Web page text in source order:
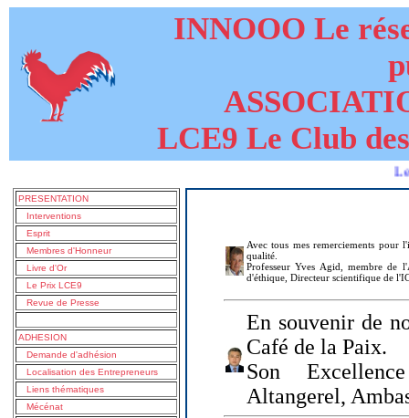
INNOOO Le
LCE9 Le Club
Le livre de
PRESENTATION
Interventions
Esprit
Membres d'Honneur
Livre d'Or
Le Prix LCE9
Revue de Presse
ADHESION
Demande d'adhésion
Localisation des Entrepreneurs
Liens thématiques
Mécénat
Avec tous mes remerciements pour
qualité.
Professeur Yves Agid, membre de
d'éthique, Directeur scientifique de
En souvenir de
Café de la Paix.
Son
Altangerel,